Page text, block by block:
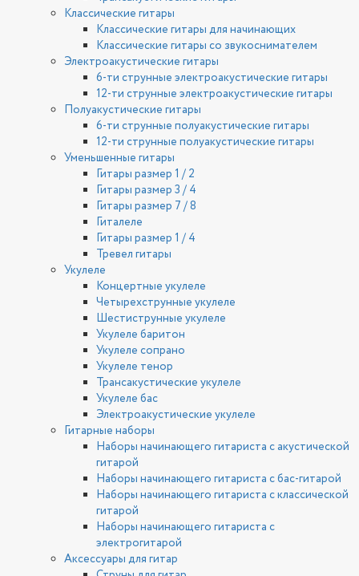
Классические гитары
Классические гитары для начинающих
Классические гитары со звукоснимателем
Электроакустические гитары
6-ти струнные электроакустические гитары
12-ти струнные электроакустические гитары
Полуакустические гитары
6-ти струнные полуакустические гитары
12-ти струнные полуакустические гитары
Уменьшенные гитары
Гитары размер 1 / 2
Гитары размер 3 / 4
Гитары размер 7 / 8
Гиталеле
Гитары размер 1 / 4
Тревел гитары
Укулеле
Концертные укулеле
Четырехструнные укулеле
Шестиструнные укулеле
Укулеле баритон
Укулеле сопрано
Укулеле тенор
Трансакустические укулеле
Укулеле бас
Электроакустические укулеле
Гитарные наборы
Наборы начинающего гитариста с акустической
гитарой
Наборы начинающего гитариста с бас-гитарой
Наборы начинающего гитариста с классической
гитарой
Наборы начинающего гитариста с
электрогитарой
Аксессуары для гитар